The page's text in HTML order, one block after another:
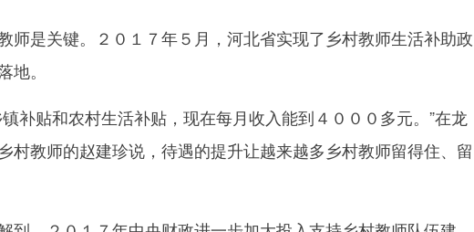
是关键。２０１７年５月，河北省实现了乡村教师生活补助政
。
贴和农村生活补贴，现在每月收入能到４０００多元。”在龙
村教师的赵建珍说，待遇的提升让越来越多乡村教师留得住、留